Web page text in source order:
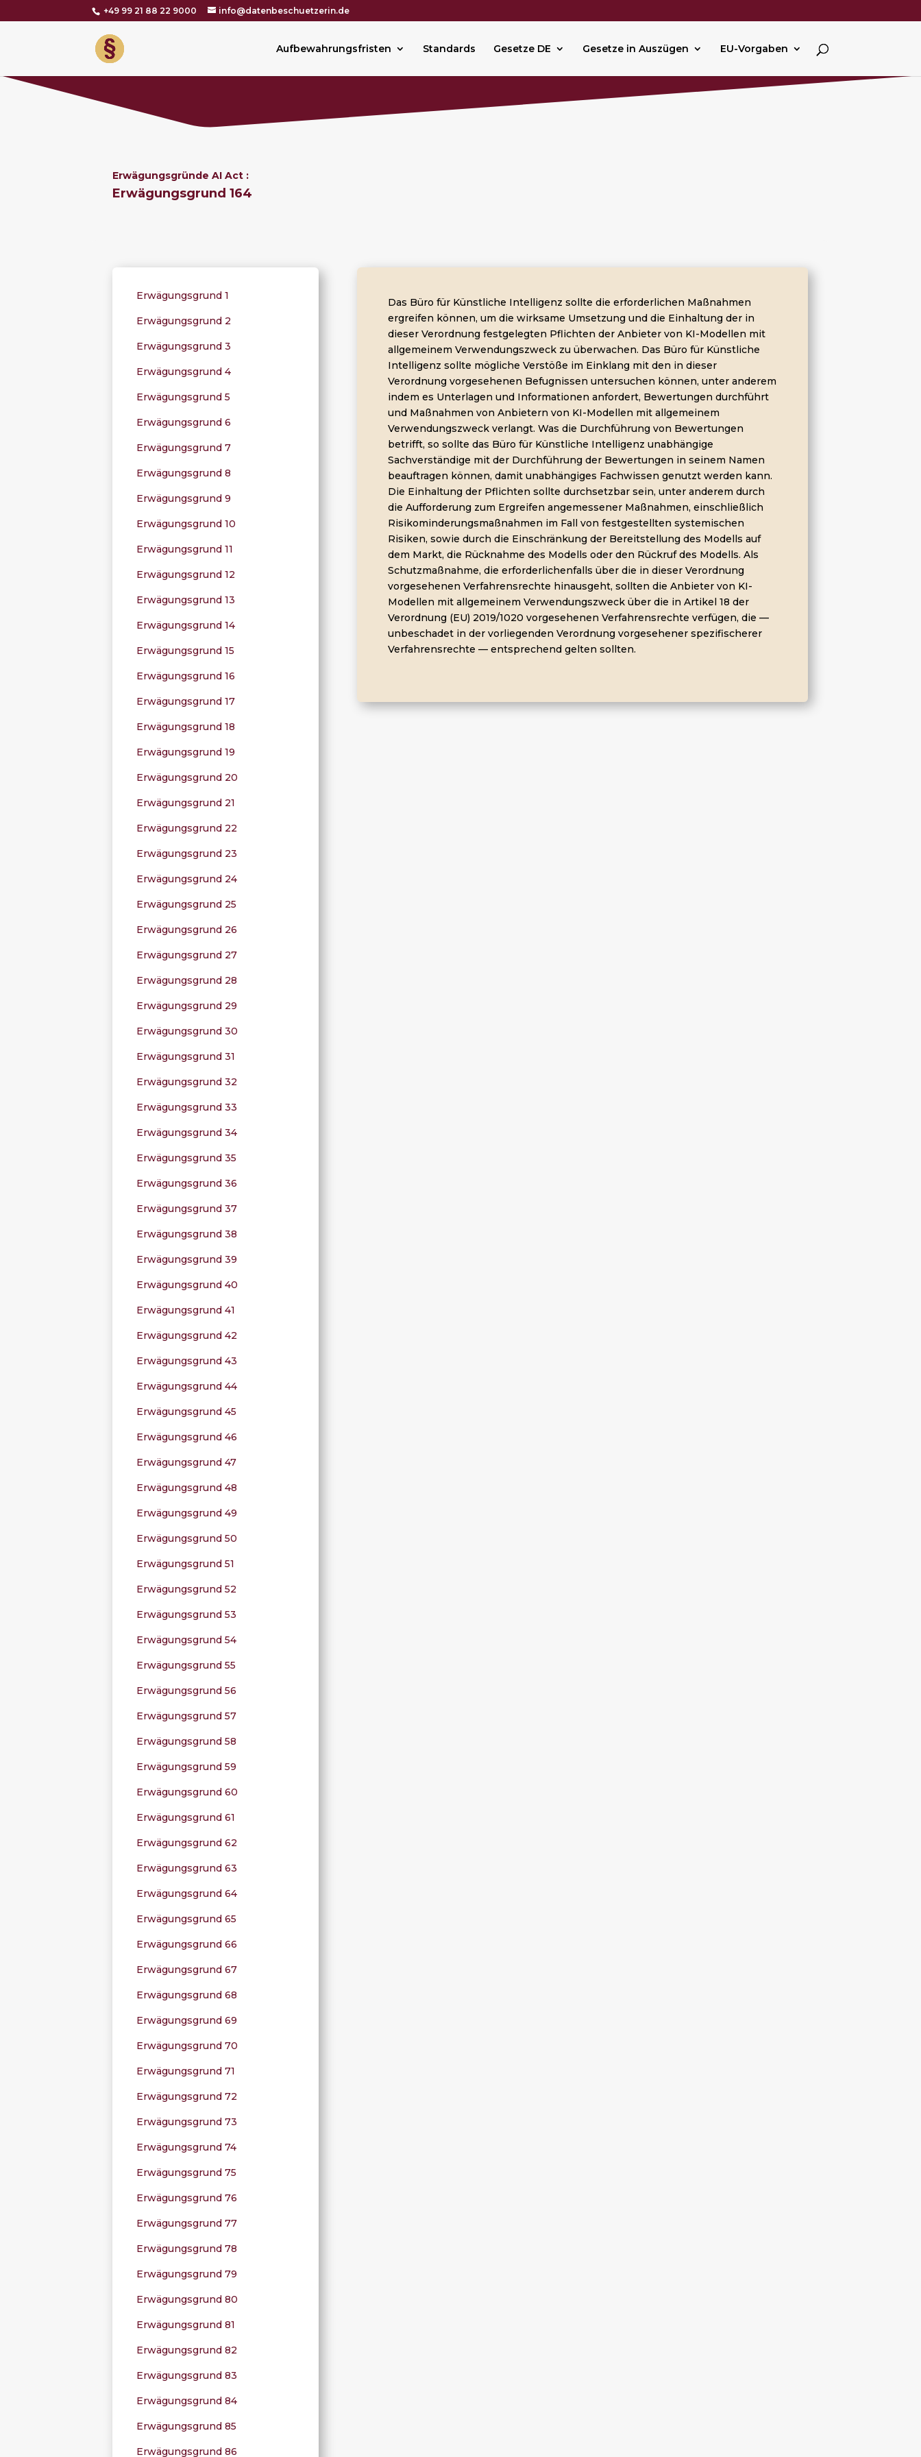
+49 99 21 88 22 9000 info@datenbeschuetzerin.de
Aufbewahrungsfristen Standards Gesetze DE Gesetze in Auszügen EU-Vorgaben
Erwägungsgründe AI Act :
Erwägungsgrund 164
Erwägungsgrund 1
Erwägungsgrund 2
Erwägungsgrund 3
Erwägungsgrund 4
Erwägungsgrund 5
Erwägungsgrund 6
Erwägungsgrund 7
Erwägungsgrund 8
Erwägungsgrund 9
Erwägungsgrund 10
Erwägungsgrund 11
Erwägungsgrund 12
Erwägungsgrund 13
Erwägungsgrund 14
Erwägungsgrund 15
Erwägungsgrund 16
Erwägungsgrund 17
Erwägungsgrund 18
Erwägungsgrund 19
Erwägungsgrund 20
Erwägungsgrund 21
Erwägungsgrund 22
Erwägungsgrund 23
Erwägungsgrund 24
Erwägungsgrund 25
Erwägungsgrund 26
Erwägungsgrund 27
Erwägungsgrund 28
Erwägungsgrund 29
Erwägungsgrund 30
Erwägungsgrund 31
Erwägungsgrund 32
Erwägungsgrund 33
Erwägungsgrund 34
Erwägungsgrund 35
Erwägungsgrund 36
Erwägungsgrund 37
Erwägungsgrund 38
Erwägungsgrund 39
Erwägungsgrund 40
Erwägungsgrund 41
Erwägungsgrund 42
Erwägungsgrund 43
Erwägungsgrund 44
Erwägungsgrund 45
Erwägungsgrund 46
Erwägungsgrund 47
Erwägungsgrund 48
Erwägungsgrund 49
Erwägungsgrund 50
Erwägungsgrund 51
Erwägungsgrund 52
Erwägungsgrund 53
Erwägungsgrund 54
Erwägungsgrund 55
Erwägungsgrund 56
Erwägungsgrund 57
Erwägungsgrund 58
Erwägungsgrund 59
Erwägungsgrund 60
Erwägungsgrund 61
Erwägungsgrund 62
Erwägungsgrund 63
Erwägungsgrund 64
Erwägungsgrund 65
Erwägungsgrund 66
Erwägungsgrund 67
Erwägungsgrund 68
Erwägungsgrund 69
Erwägungsgrund 70
Erwägungsgrund 71
Erwägungsgrund 72
Erwägungsgrund 73
Erwägungsgrund 74
Erwägungsgrund 75
Erwägungsgrund 76
Erwägungsgrund 77
Erwägungsgrund 78
Erwägungsgrund 79
Erwägungsgrund 80
Erwägungsgrund 81
Erwägungsgrund 82
Erwägungsgrund 83
Erwägungsgrund 84
Erwägungsgrund 85
Erwägungsgrund 86
Das Büro für Künstliche Intelligenz sollte die erforderlichen Maßnahmen
ergreifen können, um die wirksame Umsetzung und die Einhaltung der in
dieser Verordnung festgelegten Pflichten der Anbieter von KI-Modellen mit
allgemeinem Verwendungszweck zu überwachen. Das Büro für Künstliche
Intelligenz sollte mögliche Verstöße im Einklang mit den in dieser
Verordnung vorgesehenen Befugnissen untersuchen können, unter anderem
indem es Unterlagen und Informationen anfordert, Bewertungen durchführt
und Maßnahmen von Anbietern von KI-Modellen mit allgemeinem
Verwendungszweck verlangt. Was die Durchführung von Bewertungen
betrifft, so sollte das Büro für Künstliche Intelligenz unabhängige
Sachverständige mit der Durchführung der Bewertungen in seinem Namen
beauftragen können, damit unabhängiges Fachwissen genutzt werden kann.
Die Einhaltung der Pflichten sollte durchsetzbar sein, unter anderem durch
die Aufforderung zum Ergreifen angemessener Maßnahmen, einschließlich
Risikominderungsmaßnahmen im Fall von festgestellten systemischen
Risiken, sowie durch die Einschränkung der Bereitstellung des Modells auf
dem Markt, die Rücknahme des Modells oder den Rückruf des Modells. Als
Schutzmaßnahme, die erforderlichenfalls über die in dieser Verordnung
vorgesehenen Verfahrensrechte hinausgeht, sollten die Anbieter von KI-
Modellen mit allgemeinem Verwendungszweck über die in Artikel 18 der
Verordnung (EU) 2019/1020 vorgesehenen Verfahrensrechte verfügen, die —
unbeschadet in der vorliegenden Verordnung vorgesehener spezifischerer
Verfahrensrechte — entsprechend gelten sollten.